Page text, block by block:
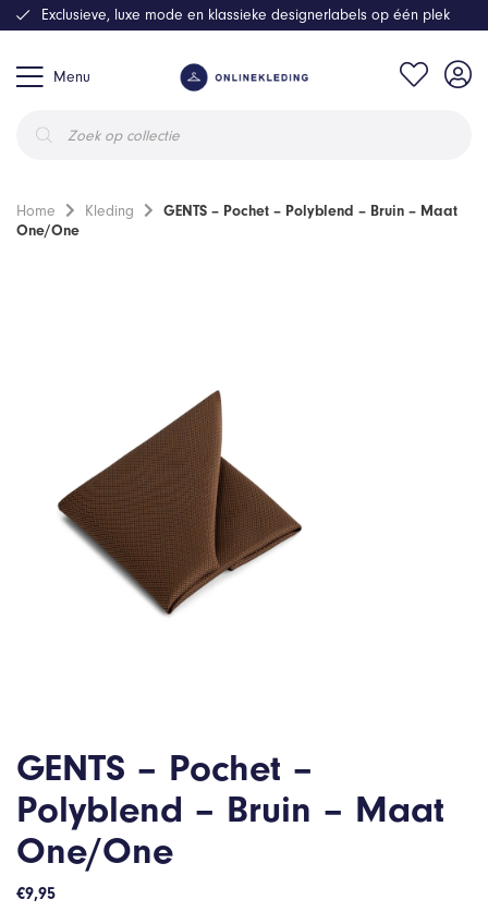
Menu
zoeken
Exclusieve, luxe mode en klassieke designerlabels op één plek
Home Kleding
GENTS – Pochet – Polyblend – Bruin – Maat
One/One
GENTS – Pochet –
Polyblend – Bruin – Maat
One/One
€9,95